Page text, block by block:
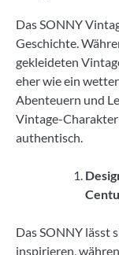
Das SONNY
Geschichte.
gekleideten
eher wie ein
Abenteuern und
Vintage-
authentisch.
Das SONNY lässt
inspirieren,